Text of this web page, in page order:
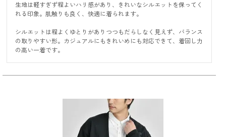
生地は軽すぎず程よいハリ感があり、きれいなシルエットを保ってく
れる印象。肌触りも良く、快適に着られます。
シルエットは程よくゆとりがありつつもだらしなく見えず、バランス
の取りやすい形。カジュアルにもきれいめにも対応できて、着回し力
の高い一着です。